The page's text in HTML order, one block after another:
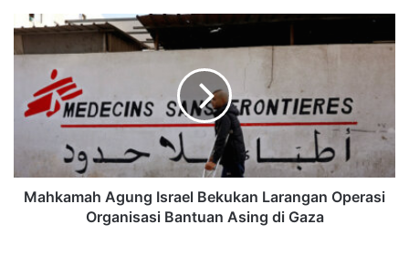
Mahkamah Agung Israel Bekukan Larangan Operasi
Organisasi Bantuan Asing di Gaza